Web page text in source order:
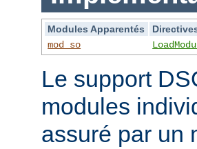
Modules Apparentés
mod_so
Le support
modules
assuré par un